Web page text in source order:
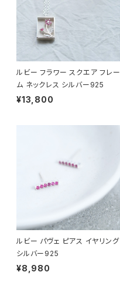
ルビー フラワー スクエア フレー
ム ネックレス シルバー925
¥13,800
ルビー パヴェ ピアス イヤリング
シルバー925
¥8,980